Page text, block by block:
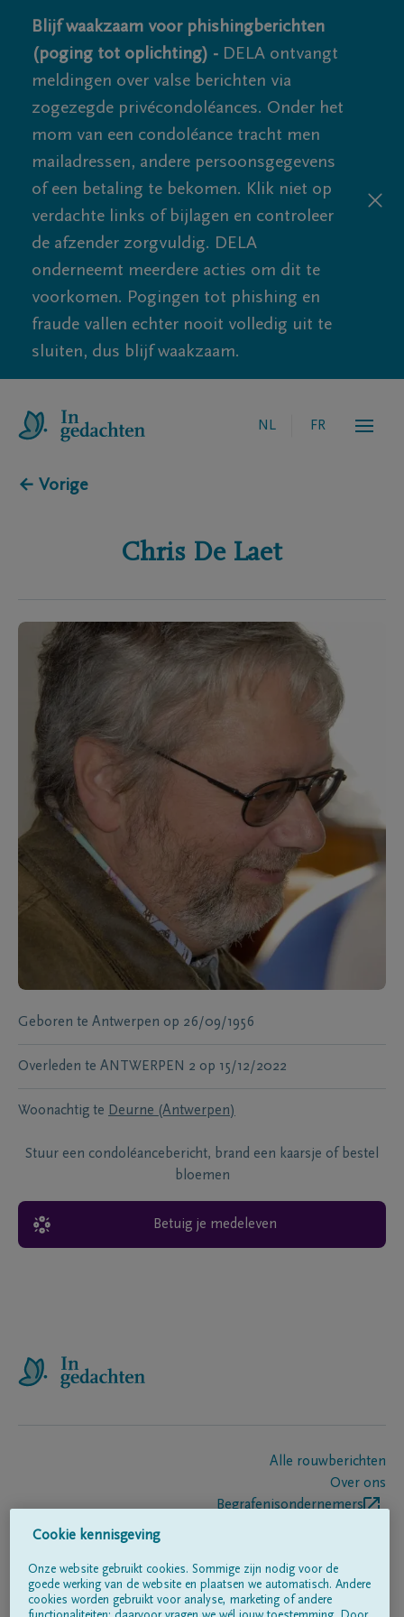
Blijf waakzaam voor phishingberichten
(poging tot oplichting) - DELA ontvangt
meldingen over valse berichten via
zogezegde privécondoléances. Onder het
mom van een condoléance tracht men
mailadressen, andere persoonsgegevens
of een betaling te bekomen. Klik niet op
verdachte links of bijlagen en controleer
de afzender zorgvuldig. DELA
onderneemt meerdere acties om dit te
voorkomen. Pogingen tot phishing en
fraude vallen echter nooit volledig uit te
sluiten, dus blijf waakzaam.
NL FR
← Vorige
Chris De Laet
Geboren te Antwerpen op 26/09/1956
Overleden te ANTWERPEN 2 op 15/12/2022
Woonachtig te Deurne (Antwerpen)
Stuur een condoléancebericht, brand een kaarsje of bestel
bloemen
Betuig je medeleven
Alle rouwberichten
Over ons
Begrafenisondernemers
Volg ons op
Cookie kennisgeving
Onze website gebruikt cookies. Sommige zijn nodig voor de
goede werking van de website en plaatsen we automatisch. Andere
cookies worden gebruikt voor analyse, marketing of andere